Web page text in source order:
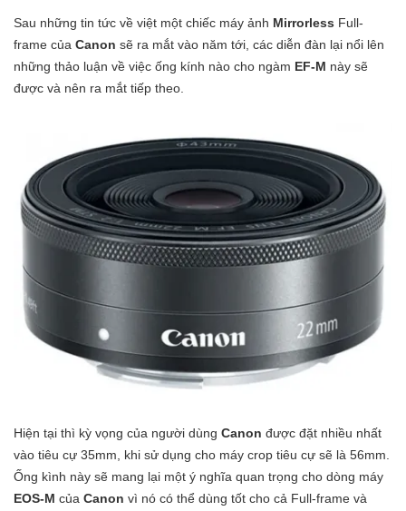
Sau những tin tức về việt một chiếc máy ảnh Mirrorless Full-
frame của Canon sẽ ra mắt vào năm tới, các diễn đàn lại nổi lên
những thảo luận về việc ống kính nào cho ngàm EF-M này sẽ
được và nên ra mắt tiếp theo.
Hiện tại thì kỳ vọng của người dùng Canon được đặt nhiều nhất
vào tiêu cự 35mm, khi sử dụng cho máy crop tiêu cự sẽ là 56mm.
Ống kình này sẽ mang lại một ý nghĩa quan trọng cho dòng máy
EOS-M của Canon vì nó có thể dùng tốt cho cả Full-frame và